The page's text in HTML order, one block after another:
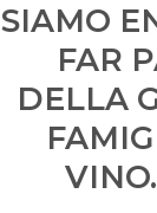
SIAMO
FAR
DELLA